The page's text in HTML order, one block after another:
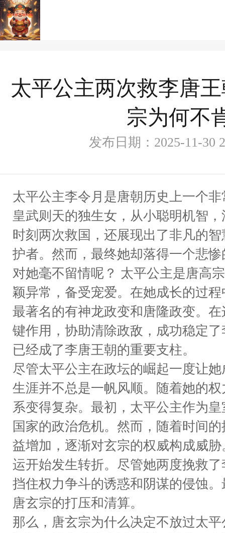
太平公主两次救李唐
宗为何不
发布日期：2025-11-
太平公主李令月是唐朝历史上一个
皇武则天的独生女，从小聪明机智
时刻两次救国，还展现出了非凡的
护者。然而，最终她却落得一个悲
对她毫不留情呢？ 太平公主是唐高
颖异常，备受宠爱。在她成长的过
最著名的有神龙政变和唐隆政变。
键作用，协助清除政敌，成功稳定
已经成了李唐王朝的重要支柱。
尽管太平公主在政坛的崛起一度让
生涯并不总是一帆风顺。随着她的
系变得复杂。最初，太平公主作为
国家的政治危机。然而，随着时间
益增加，逐渐对玄宗的权威构成威
运开始发生转折。尽管她两度挽救
挡住权力争斗的诱惑和阴谋的侵蚀
唐玄宗的打压和清算。
那么，唐玄宗为什么决定不放过太